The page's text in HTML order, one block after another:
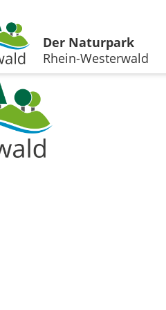
Der Naturpark
Rhein-Westerwald